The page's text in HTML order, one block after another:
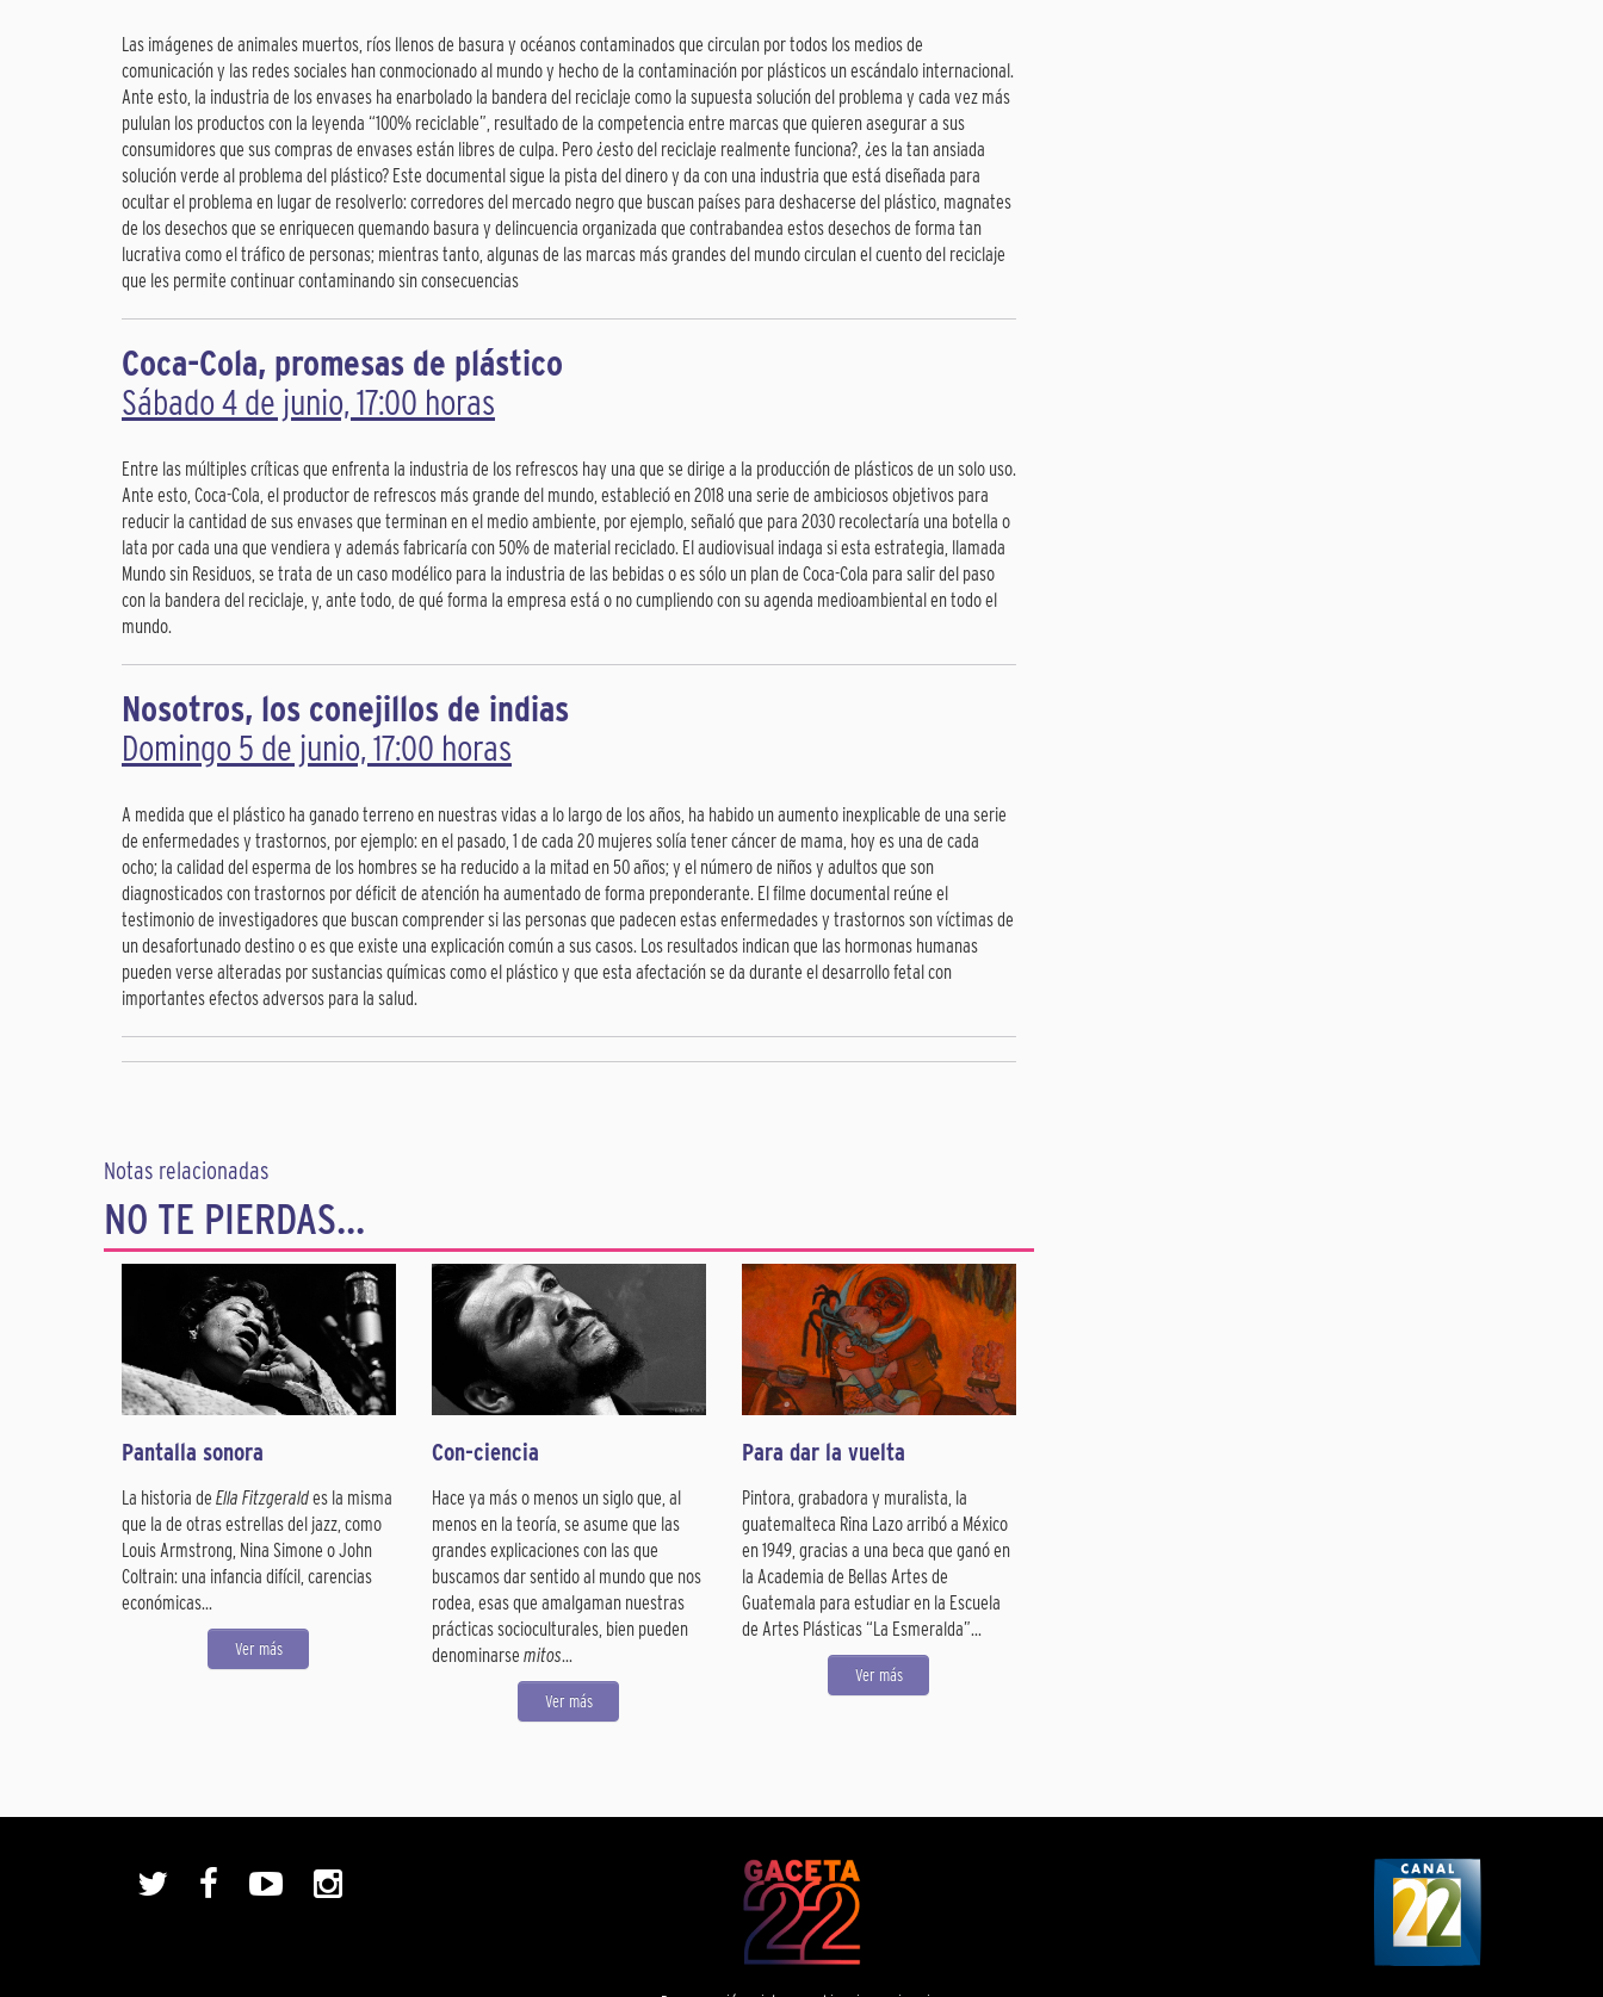
Las imágenes de animales muertos, ríos llenos de basura y océanos contaminados que circulan por todos los medios de
comunicación y las redes sociales han conmocionado al mundo y hecho de la contaminación por plásticos un escándalo internacional.
Ante esto, la industria de los envases ha enarbolado la bandera del reciclaje como la supuesta solución del problema y cada vez más
pululan los productos con la leyenda “100% reciclable”, resultado de la competencia entre marcas que quieren asegurar a sus
consumidores que sus compras de envases están libres de culpa. Pero ¿esto del reciclaje realmente funciona?, ¿es la tan ansiada
solución verde al problema del plástico? Este documental sigue la pista del dinero y da con una industria que está diseñada para
ocultar el problema en lugar de resolverlo: corredores del mercado negro que buscan países para deshacerse del plástico, magnates
de los desechos que se enriquecen quemando basura y delincuencia organizada que contrabandea estos desechos de forma tan
lucrativa como el tráfico de personas; mientras tanto, algunas de las marcas más grandes del mundo circulan el cuento del reciclaje
que les permite continuar contaminando sin consecuencias
Coca-Cola, promesas de plástico
Sábado 4 de junio, 17:00 horas
Entre las múltiples críticas que enfrenta la industria de los refrescos hay una que se dirige a la producción de plásticos de un solo uso.
Ante esto, Coca-Cola, el productor de refrescos más grande del mundo, estableció en 2018 una serie de ambiciosos objetivos para
reducir la cantidad de sus envases que terminan en el medio ambiente, por ejemplo, señaló que para 2030 recolectaría una botella o
lata por cada una que vendiera y además fabricaría con 50% de material reciclado. El audiovisual indaga si esta estrategia, llamada
Mundo sin Residuos, se trata de un caso modélico para la industria de las bebidas o es sólo un plan de Coca-Cola para salir del paso
con la bandera del reciclaje, y, ante todo, de qué forma la empresa está o no cumpliendo con su agenda medioambiental en todo el
mundo.
Nosotros, los conejillos de indias
Domingo 5 de junio, 17:00 horas
A medida que el plástico ha ganado terreno en nuestras vidas a lo largo de los años, ha habido un aumento inexplicable de una serie
de enfermedades y trastornos, por ejemplo: en el pasado, 1 de cada 20 mujeres solía tener cáncer de mama, hoy es una de cada
ocho; la calidad del esperma de los hombres se ha reducido a la mitad en 50 años; y el número de niños y adultos que son
diagnosticados con trastornos por déficit de atención ha aumentado de forma preponderante. El filme documental reúne el
testimonio de investigadores que buscan comprender si las personas que padecen estas enfermedades y trastornos son víctimas de
un desafortunado destino o es que existe una explicación común a sus casos. Los resultados indican que las hormonas humanas
pueden verse alteradas por sustancias químicas como el plástico y que esta afectación se da durante el desarrollo fetal con
importantes efectos adversos para la salud.
Notas relacionadas
NO TE PIERDAS...
Pantalla sonora
La historia de Ella Fitzgeraldes la misma
que la de otras estrellas del jazz, como
Louis Armstrong, Nina Simone o John
Coltrain: una infancia difícil, carencias
económicas...
Ver más
Con-ciencia
Hace ya más o menos un siglo que, al
menos en la teoría, se asume que las
grandes explicaciones con las que
buscamos dar sentido al mundo que nos
rodea, esas que amalgaman nuestras
prácticas socioculturales, bien pueden
denominarse mitos...
Ver más
Para dar la vuelta
Pintora, grabadora y muralista, la
guatemalteca Rina Lazo arribó a México
en 1949, gracias a una beca que ganó en
la Academia de Bellas Artes de
Guatemala para estudiar en la Escuela
de Artes Plásticas “La Esmeralda”...
Ver más